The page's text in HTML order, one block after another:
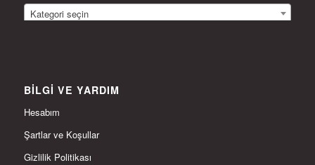
Kategori seçin
BILGI VE YARDIM
Hesabım
Şartlar ve Koşullar
Gizlilik Politikası